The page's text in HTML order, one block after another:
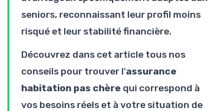
seniors, reconnaissant leur profil moins
risqué et leur stabilité financière.
Découvrez dans cet article tous nos
conseils pour trouver l'assurance
habitation pas chère qui correspond à
vos besoins réels et à votre situation de